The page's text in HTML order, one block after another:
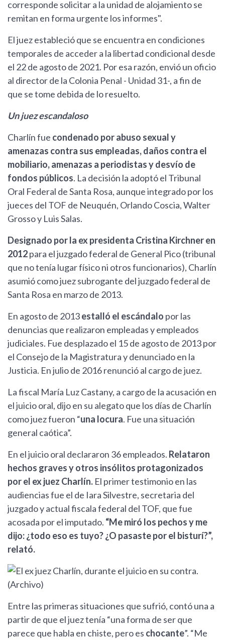
corresponde solicitar a la unidad de alojamiento se
remitan en forma urgente los informes".
El juez estableció que se encuentra en condiciones
temporales de acceder a la libertad condicional desde
el 22 de agosto de 2021. Por esa razón, envió un oficio
al director de la Colonia Penal - Unidad 31-, a fin de
que se tome debida de lo resuelto.
Un juez escandaloso
Charlín fue condenado porabuso sexual y
amenazas contra sus empleadas, daños contra el
mobiliario, amenazas a periodistas y desvío de
fondos públicos. La decisión la adoptó el Tribunal
Oral Federal de Santa Rosa, aunque integrado por los
jueces del TOF de Neuquén, Orlando Coscia, Walter
Grosso y Luis Salas.
Designado por la ex presidenta Cristina Kirchner en
2012para el juzgado federal de General Pico (tribunal
que no tenía lugar físico ni otros funcionarios), Charlín
asumió como juez subrogante del juzgado federal de
Santa Rosa en marzo de 2013.
En agosto de 2013estalló el escándalo por las
denuncias que realizaron empleadas y empleados
judiciales. Fue desplazado el 15 de agosto de 2013 por
el Consejo de la Magistratura y denunciado en la
Justicia. En julio de 2016 renunció al cargo de juez.
La fiscal María Luz Castany, a cargo de la acusación en
el juicio oral, dijo en su alegato que los días de Charlín
como juez fueron “una locura. Fue una situación
general caótica”.
En el juicio oral declararon 36 empleados. Relataron
hechos graves y otros insólitos protagonizados
por el ex juez Charlín. El primer testimonio en las
audiencias fue el de Iara Silvestre, secretaria del
juzgado y actual fiscala federal del TOF, que fue
acosada por el imputado. “Me miró los pechos y me
dijo: ¿todo eso es tuyo? ¿O pasaste por el bisturí?”,
relató.
Entre las primeras situaciones que sufrió, contó una a
partir de que el juez tenía “una forma de ser que
parece que habla en chiste, pero es chocante”. “Me